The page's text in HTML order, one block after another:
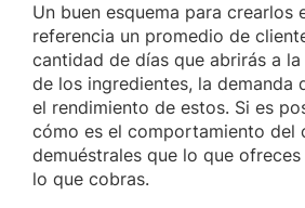
Un buen esquema para crearlos
referencia un promedio de
cantidad de días que abrirás a
de los ingredientes, la demanda
el rendimiento de estos. Si es
cómo es el comportamiento del
demuéstrales que lo que
lo que cobras.